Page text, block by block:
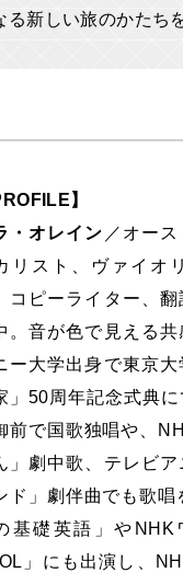
る新しい旅のかたち
】
・オレイン ／オー
リスト、ヴァイオ
コピーライター、
。音が色で見える
ー大学出身で東京
」50周年記念式典
前で国歌独唱や、
」劇中歌、テレビ
ド」劇伴曲でも歌唱
基礎英語」やNHK
」にも出演し、